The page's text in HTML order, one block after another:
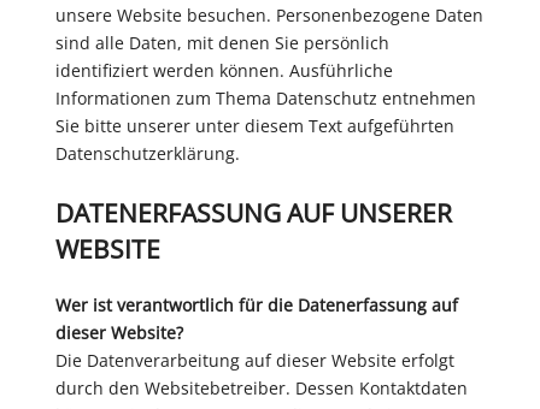
unsere Website besuchen. Personenbezogene Daten
sind alle Daten, mit denen Sie persönlich
identifiziert werden können. Ausführliche
Informationen zum Thema Datenschutz entnehmen
Sie bitte unserer unter diesem Text aufgeführten
Datenschutzerklärung.
DATENERFASSUNG AUF UNSERER
WEBSITE
Wer ist verantwortlich für die Datenerfassung auf
dieser Website?
Die Datenverarbeitung auf dieser Website erfolgt
durch den Websitebetreiber. Dessen Kontaktdaten